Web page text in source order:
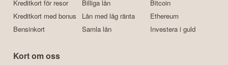
Kreditkort för resor
Kreditkort med bonus
Bensinkort
Billiga lån
Lån med låg ränta
Samla lån
Bitcoin
Ethereum
Investera i guld
Kort om oss